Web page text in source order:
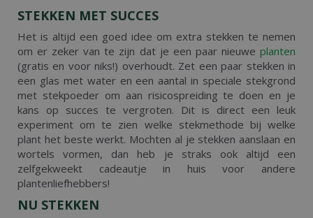
STEKKEN MET SUCCES
Het is altijd een goed idee om extra stekken te nemen
om er zeker van te zijn dat je een paar nieuwe planten
(gratis en voor niks!) overhoudt. Zet een paar stekken in
een glas met water en een aantal in speciale stekgrond
met stekpoeder om aan risicospreiding te doen en je
kans op succes te vergroten. Dit is direct een leuk
experiment om te zien welke stekmethode bij welke
plant het beste werkt. Mochten al je stekken aanslaan en
wortels vormen, dan heb je straks ook altijd een
zelfgekweekt cadeautje in huis voor andere
plantenliefhebbers!
NU STEKKEN